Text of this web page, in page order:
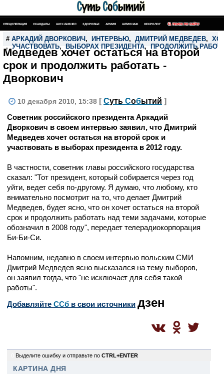
СПЕЦОПЕРАЦИЯ СКАНДАЛЫ ШОУ-БИЗНЕС ЗДОРОВЬЕ АРМИЯ ШПИОНАЖ НЕКРОЛОГ ПОИСК ПО САЙТУ
# АРКАДИЙ ДВОРКОВИЧ , ИНТЕРВЬЮ, ДМИТРИЙ МЕДВЕДЕВ,
, УЧАСТВОВАТЬ, ВЫБОРАХ ПРЕЗИДЕНТА, ПРОДОЛЖИТЬ
Медведев хочет остаться на второй
срок и продолжить работать -
Дворкович
10 декабря 2010, 15:38 [ Суть Событий ]
Советник российского президента Аркадий
Дворкович в своем интервью заявил, что Дмитрий
Медведев хочет остаться на второй срок и
участвовать в выборах президента в 2012 году.
В частности, советник главы российского государства
сказал: "Тот президент, который собирается через год
уйти, ведет себя по-другому. Я думаю, что любому, кто
внимательно посмотрит на то, что делает Дмитрий
Медведев, будет ясно, что он хочет остаться на второй
срок и продолжить работать над теми задачами, которые
обозначил в 2008 году", передает телерадиокорпорация
Би-Би-Си.
Напомним, недавно в своем интервью польским СМИ
Дмитрий Медведев ясно высказался на тему выборов,
он заявил тогда, что "не исключает для себя такой
работы".
Добавляйте CСб в свои источники дзен
Выделите ошибку и отправьте по CTRL+ENTER
КАРТИНА ДНЯ